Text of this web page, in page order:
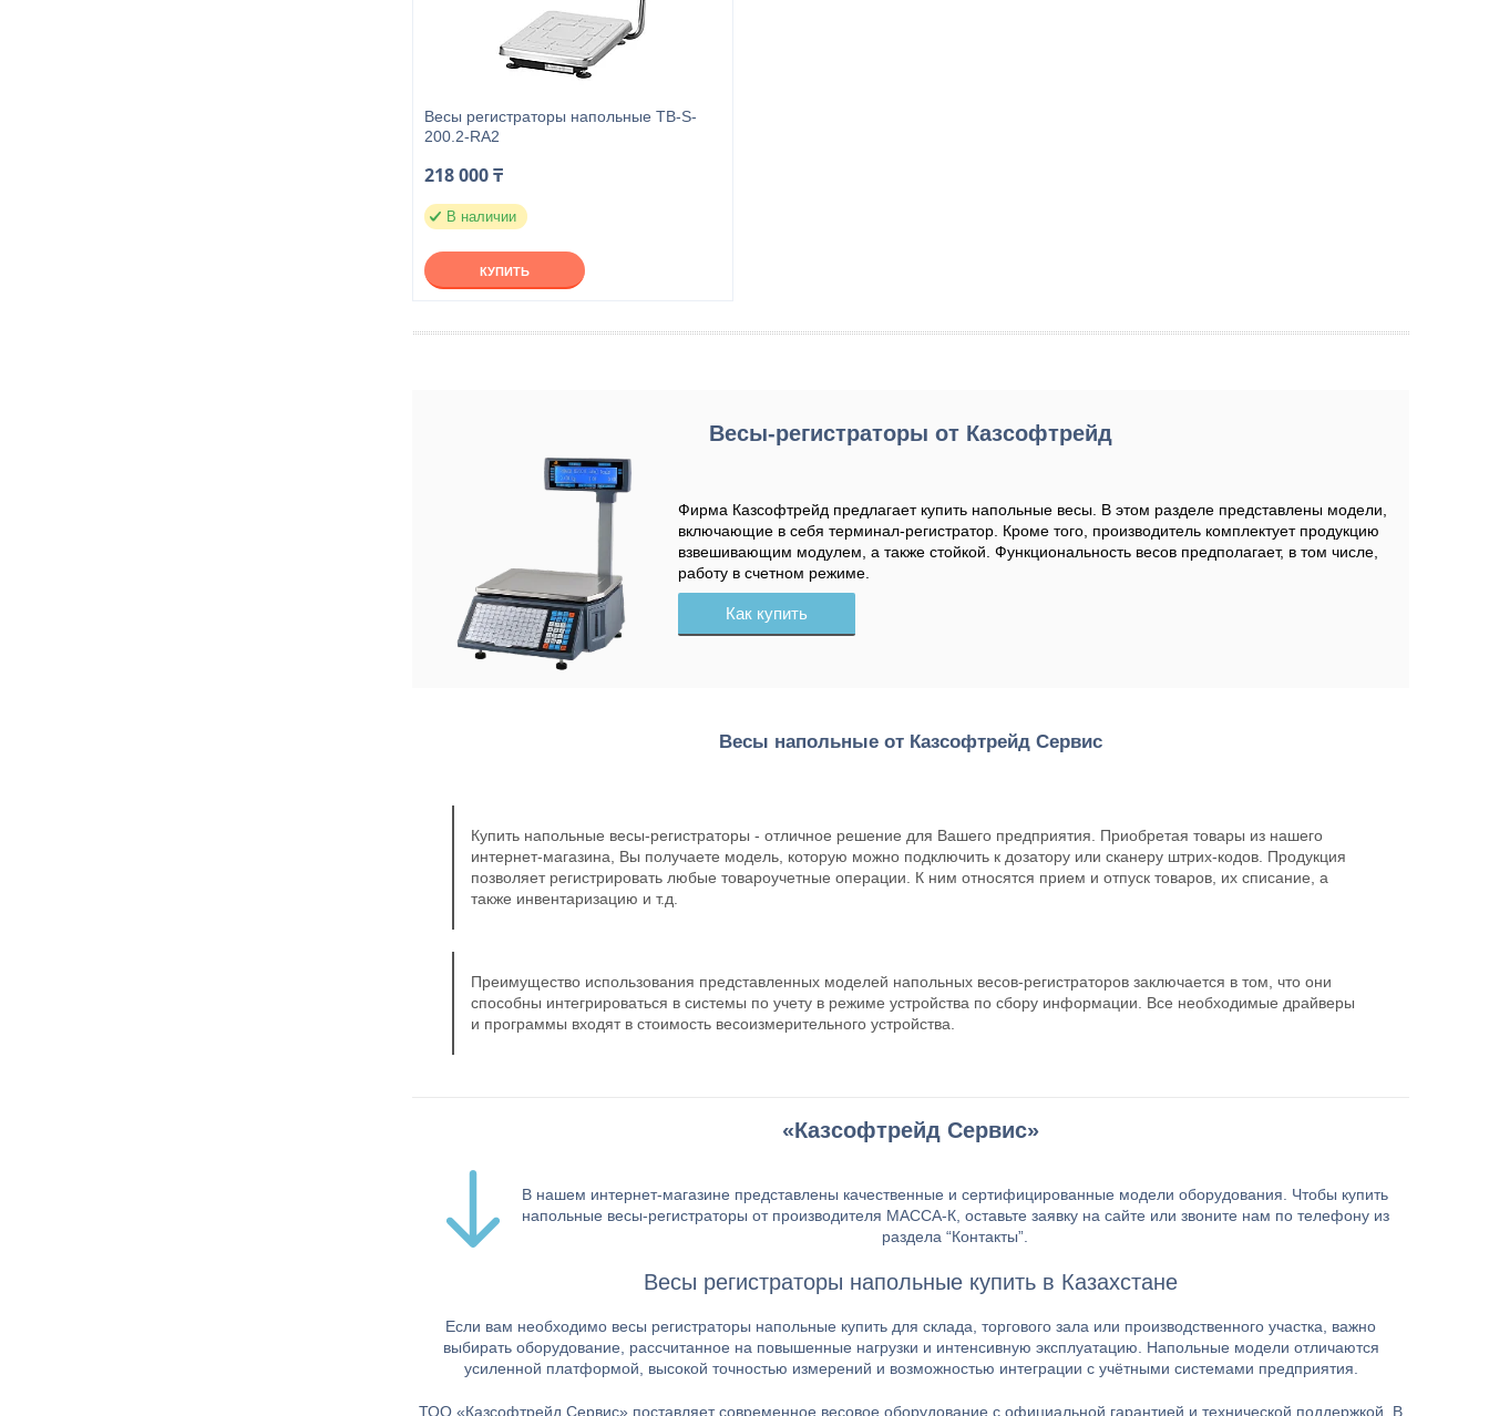
Весы регистраторы напольные TB-S-
200.2-RA2
218 000 ₸
В наличии
КУПИТЬ
Весы-регистраторы от Казсофтрейд
Фирма Казсофтрейд предлагает купить напольные весы. В этом разделе представлены модели,
включающие в себя терминал-регистратор. Кроме того, производитель комплектует продукцию
взвешивающим модулем, а также стойкой. Функциональность весов предполагает, в том числе,
работу в счетном режиме.
Как купить
Весы напольные от Казсофтрейд Сервис
Купить напольные весы-регистраторы - отличное решение для Вашего предприятия. Приобретая товары из нашего
интернет-магазина, Вы получаете модель, которую можно подключить к дозатору или сканеру штрих-кодов. Продукция
позволяет регистрировать любые товароучетные операции. К ним относятся прием и отпуск товаров, их списание, а
также инвентаризацию и т.д.
Преимущество использования представленных моделей напольных весов-регистраторов заключается в том, что они
способны интегрироваться в системы по учету в режиме устройства по сбору информации. Все необходимые драйверы
и программы входят в стоимость весоизмерительного устройства.
«Казсофтрейд Сервис»
В нашем интернет-магазине представлены качественные и сертифицированные модели оборудования. Чтобы купить
напольные весы-регистраторы от производителя МАССА-К, оставьте заявку на сайте или звоните нам по телефону из
раздела “Контакты”.
Весы регистраторы напольные купить в Казахстане
Если вам необходимо весы регистраторы напольные купить для склада, торгового зала или производственного участка, важно
выбирать оборудование, рассчитанное на повышенные нагрузки и интенсивную эксплуатацию. Напольные модели отличаются
усиленной платформой, высокой точностью измерений и возможностью интеграции с учётными системами предприятия.
ТОО «Казсофтрейд Сервис» поставляет современное весовое оборудование с официальной гарантией и технической поддержкой. В